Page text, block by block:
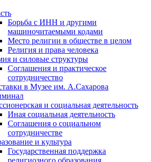
Борьба с ИНН и другими
машиночитаемыми кодами
Место религии в обществе в целом
Религия и права человека
и силовые структуры
Соглашения и практическое
сотрудничество
в Музее им. А.Сахарова
и социальная деятельность
Иная социальная деятельность
Соглашения о социальном
сотрудничестве
и культура
Государственная поддержка